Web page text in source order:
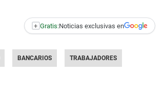
+ Gratis:Noticias exclusivas en
BANCARIOS TRABAJADORES